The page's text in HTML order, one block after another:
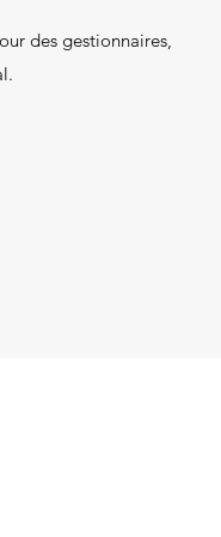
des gestionnaires,